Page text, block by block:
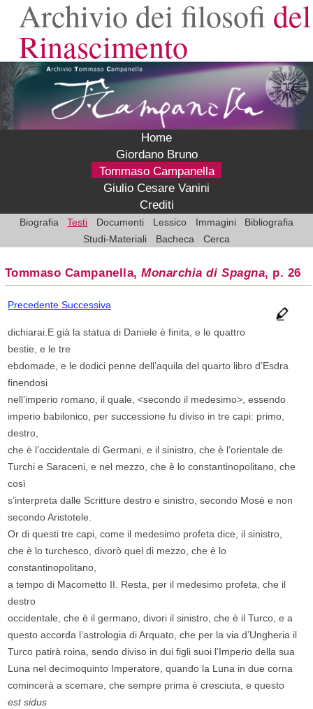
Archivio dei filosofi del
Rinascimento
Home
Giordano Bruno
Tommaso Campanella
Giulio Cesare Vanini
Crediti
Biografia Testi Documenti Lessico Immagini
Bibliografia
Studi-Materiali
Bacheca Cerca
Tommaso Campanella,Monarchia di Spagna, p. 26
PrecedenteSuccessiva
dichiarai.E già la statua di Daniele è finita, e le quattro
bestie, e le tre
ebdomade, e le dodici penne dell’aquila del quarto libro d’Esdra
finendosi
nell’imperio romano, il quale, <secondo il medesimo>, essendo
imperio babilonico, per successione fu diviso in tre capi: primo,
destro,
che è l’occidentale di Germani, e il sinistro, che è l’orientale de
Turchi e Saraceni, e nel mezzo, che è lo constantinopolitano, che
così
s’interpreta dalle Scritture destro e sinistro, secondo Mosè e non
secondo Aristotele.
Or di questi tre capi, come il medesimo profeta dice, il sinistro,
che è lo turchesco, divorò quel di mezzo, che è lo
constantinopolitano,
a tempo di Macometto II. Resta, per il medesimo profeta, che il
destro
occidentale, che è il germano, divori il sinistro, che è il Turco, e a
questo accorda l’astrologia di Arquato, che per la via d’Ungheria il
Turco patirà roina, sendo diviso in dui figli suoi l’Imperio della sua
Luna nel decimoquinto Imperatore, quando la Luna in due corna
comincerà a scemare, che sempre prima è cresciuta, e questo
est sidus